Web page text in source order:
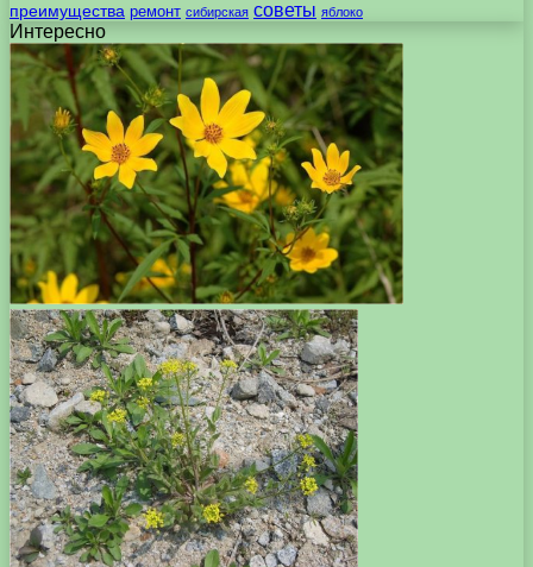
преимущества ремонт сибирская советы яблоко
Интересно